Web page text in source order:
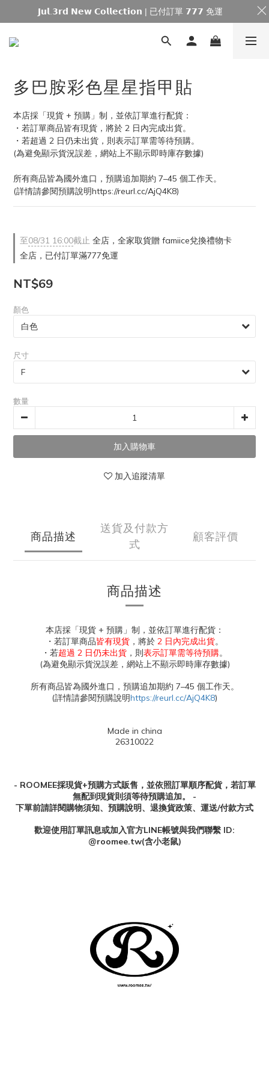
多巴胺彩色星星指甲貼
本店採「現貨 + 預購」制，並依訂單進行配貨：
・若訂單商品皆有現貨，將於 2 日內完成出貨。
・若超過 2 日仍未出貨，則表示訂單需等待預購。
(為避免顯示貨況誤差，網站上不顯示即時庫存數據)
所有商品皆為國外進口，預購追加期約 7–45 個工作天。
(詳情請參閱預購說明https://reurl.cc/AjQ4K8)
至08/31 16:00截止 全店，全家取貨贈 famiice兌換禮物卡
全店，已付訂單滿777免運
NT$69
顏色
尺寸
數量
加入追蹤清單
商品描述
送貨及付款方
式
顧客評價
商品描述
本店採「現貨 + 預購」制，並依訂單進行配貨：
・若訂單商品皆有現貨 ，將於 2 日內完成出貨。
・若超過 2 日仍未出貨 ，則表示訂單需等待預購。
(為避免顯示貨況誤差，網站上不顯示即時庫存數據)
所有商品皆為國外進口，預購追加期約 7–45 個工作天。
(詳情請參閱預購說明https://reurl.cc/AjQ4K8)
Made in china
26310022
- ROOMEE採現貨+預購方式販售，並依照訂單順序配貨，若訂單
無配到現貨則須等待預購追加。 -
下單前請詳閱購物須知、預購說明、退換貨政策、運送/付款方式
歡迎使用訂單訊息或加入官方LINE帳號與我們聯繫 ID:
@roomee.tw(含小老鼠)
𝗝𝘂𝗹.𝟯𝗿𝗱 𝗡𝗲𝘄 𝗖𝗼𝗹𝗹𝗲𝗰𝘁𝗶𝗼𝗻 | 已付訂單 𝟳𝟳𝟳 免運